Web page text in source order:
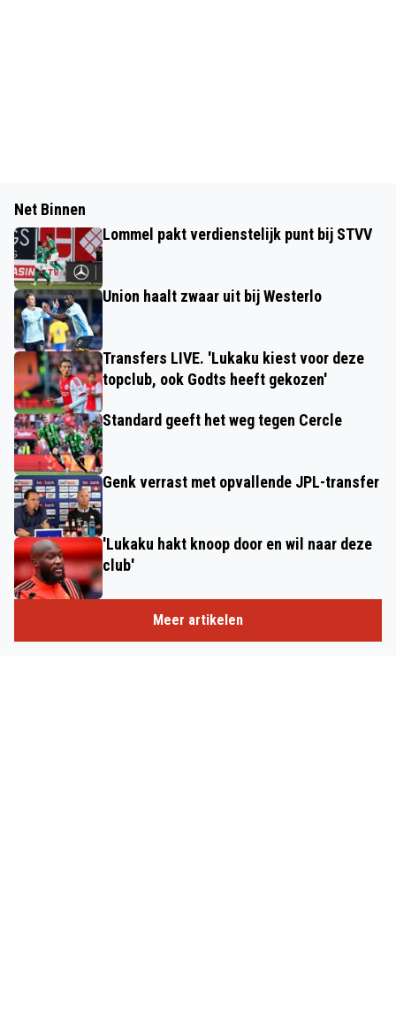
Net Binnen
Lommel pakt verdienstelijk punt bij STVV
Union haalt zwaar uit bij Westerlo
Transfers LIVE. 'Lukaku kiest voor deze
topclub, ook Godts heeft gekozen'
Standard geeft het weg tegen Cercle
Genk verrast met opvallende JPL-transfer
'Lukaku hakt knoop door en wil naar deze
club'
Meer artikelen